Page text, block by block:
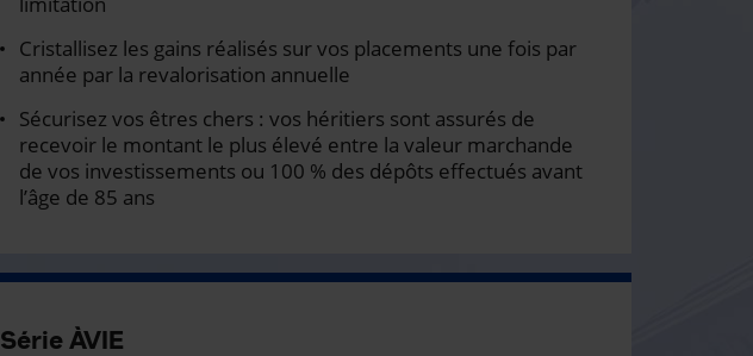
Cristallisez les gains réalisés sur vos placements une fois par
année par la revalorisation annuelle
Sécurisez vos êtres chers : vos héritiers sont assurés de
recevoir le montant le plus élevé entre la valeur marchande
de vos investissements ou 100 % des dépôts effectués avant
l’âge de 85 ans
Série ÀVIE